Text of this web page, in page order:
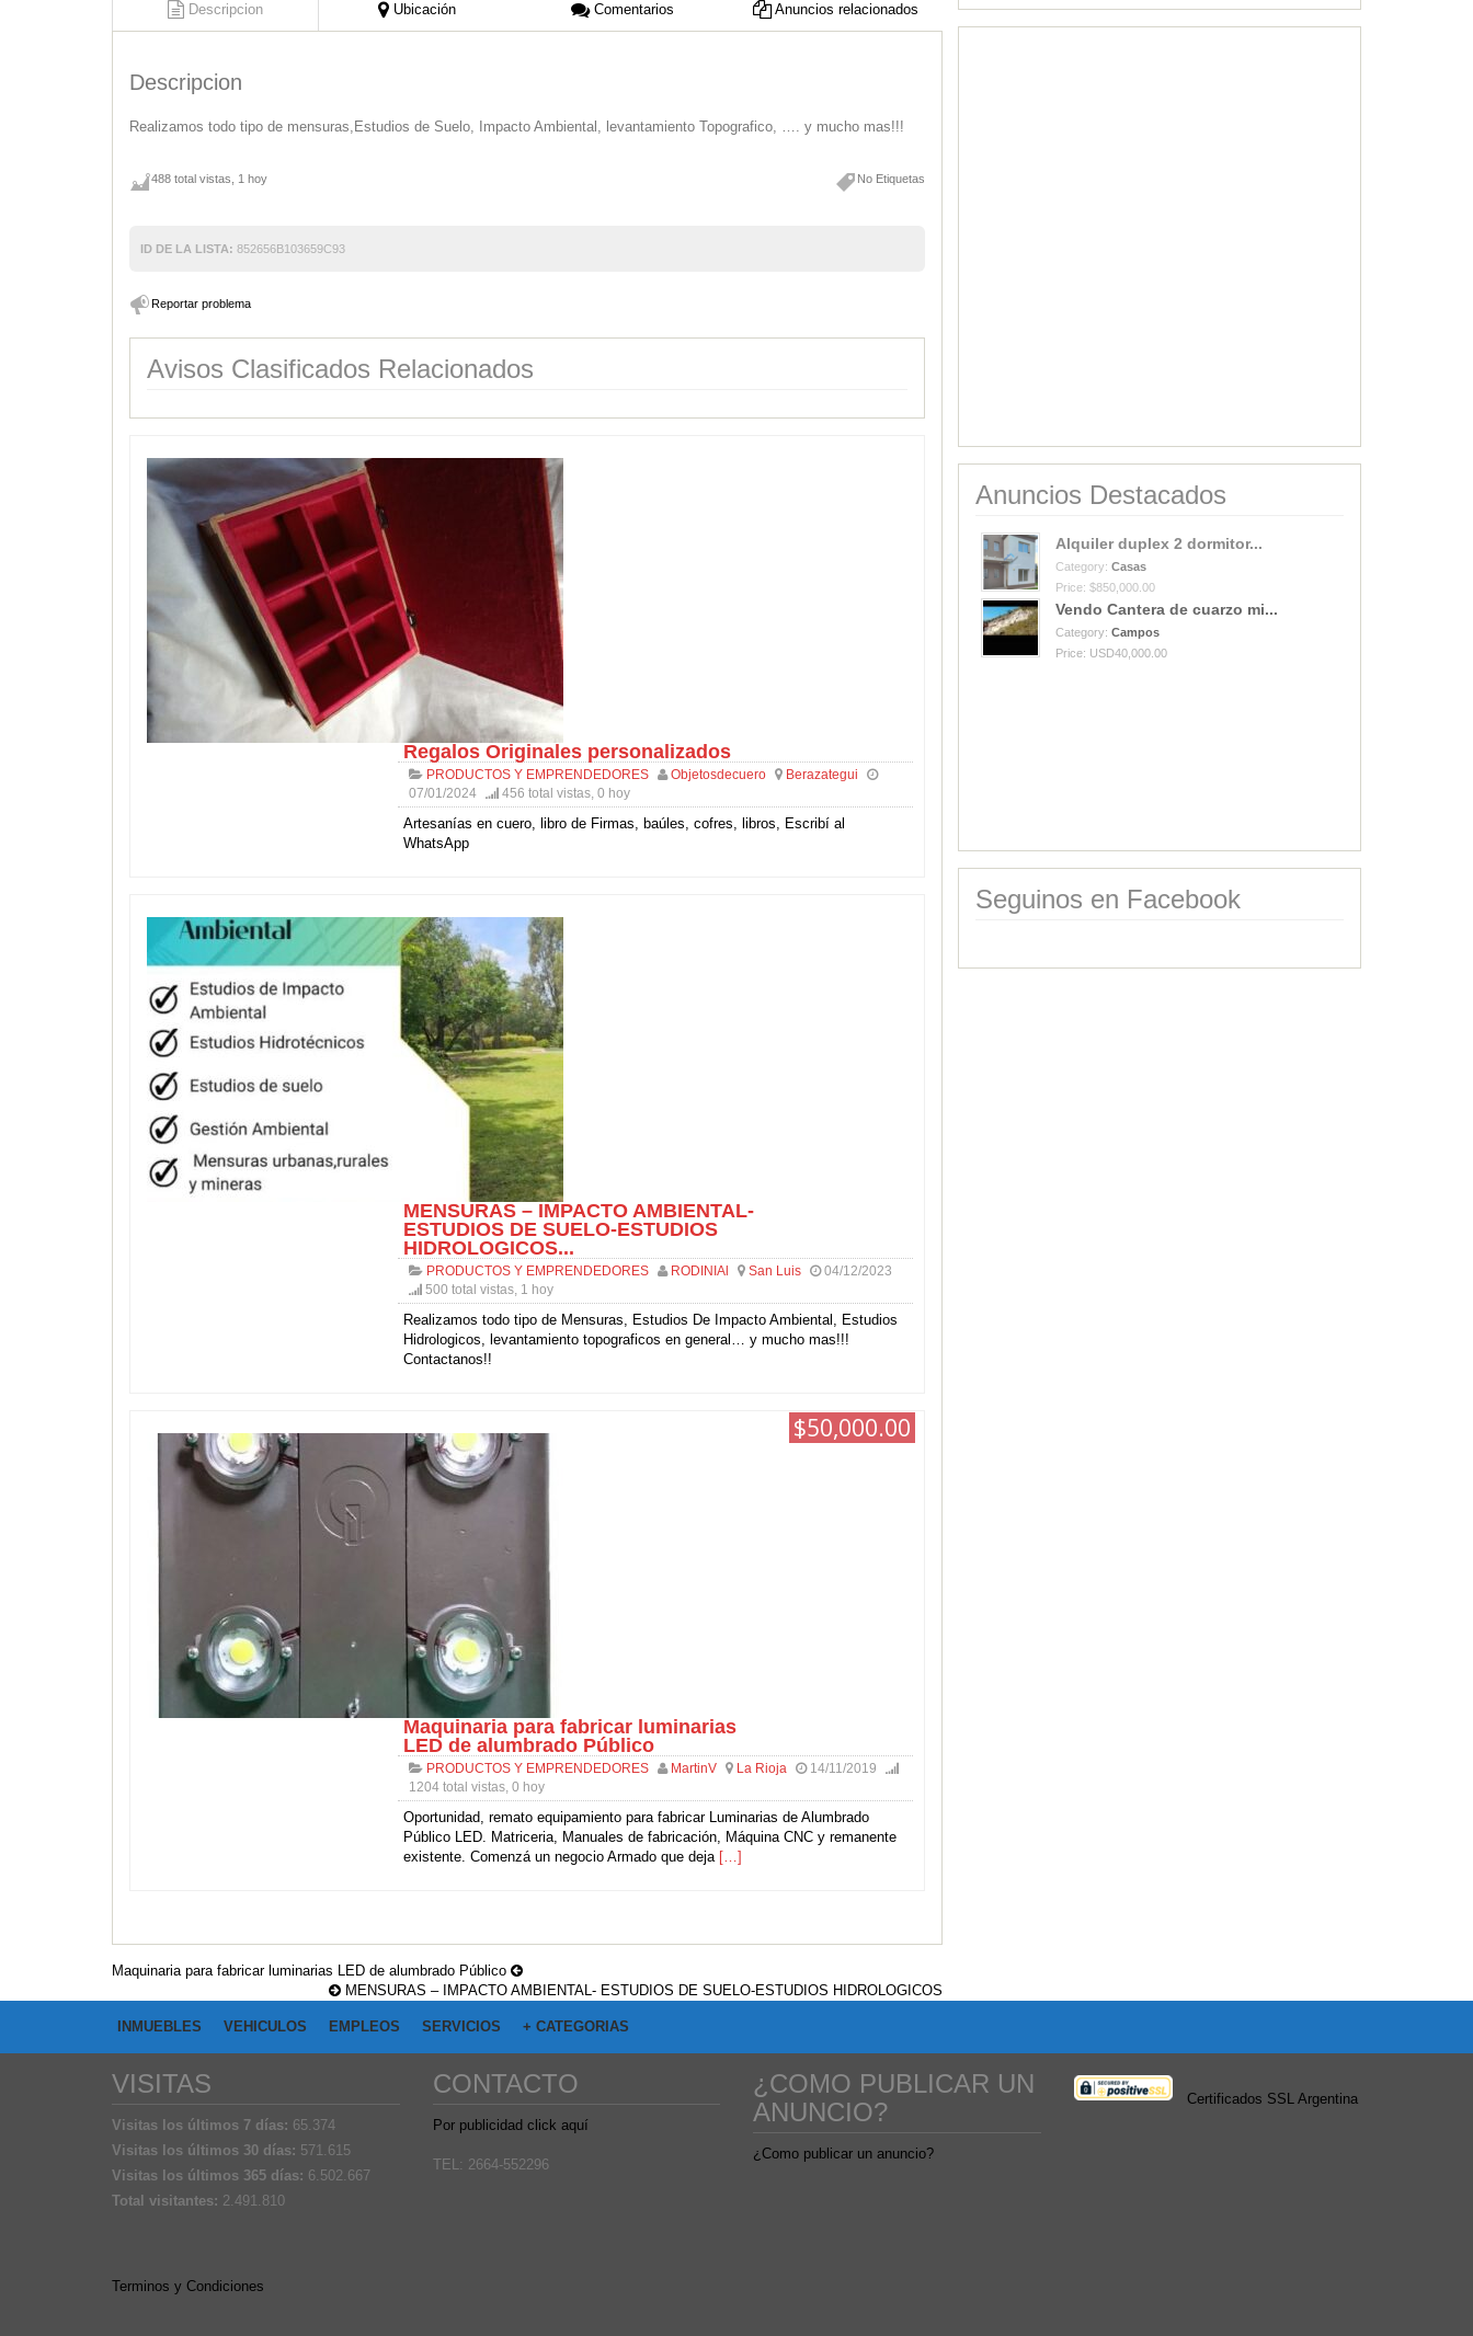
Descripcion Ubicación Comentarios Anuncios relacionados
Descripcion
Realizamos todo tipo de mensuras,Estudios de Suelo, Impacto Ambiental, levantamiento Topografico, …. y mucho mas!!!
No Etiquetas
488 total vistas, 1 hoy
ID DE LA LISTA: 852656B103659C93
Reportar problema
Avisos Clasificados Relacionados
Regalos Originales personalizados
PRODUCTOS Y EMPRENDEDORES Objetosdecuero
Berazategui
07/01/2024
456 total vistas, 0 hoy
Artesanías en cuero, libro de Firmas, baúles, cofres, libros, Escribí al
WhatsApp
MENSURAS – IMPACTO AMBIENTAL-
ESTUDIOS DE SUELO-ESTUDIOS
HIDROLOGICOS...
PRODUCTOS Y EMPRENDEDORES RODINIAl San Luis
04/12/2023
500 total vistas, 1 hoy
Realizamos todo tipo de Mensuras, Estudios De Impacto Ambiental, Estudios
Hidrologicos, levantamiento topograficos en general… y mucho mas!!!
Contactanos!!
$50,000.00
Maquinaria para fabricar luminarias
LED de alumbrado Público
PRODUCTOS Y EMPRENDEDORES MartinV La Rioja
14/11/2019
1204 total vistas, 0 hoy
Oportunidad, remato equipamiento para fabricar Luminarias de Alumbrado
Público LED. Matriceria, Manuales de fabricación, Máquina CNC y remanente
existente. Comenzá un negocio Armado que deja […]
Maquinaria para fabricar luminarias LED de alumbrado Público
MENSURAS – IMPACTO AMBIENTAL- ESTUDIOS DE SUELO-ESTUDIOS HIDROLOGICOS
Anuncios Destacados
Alquiler duplex 2 dormitor...
Category: Casas
Price: $850,000.00
Vendo Cantera de cuarzo mi...
Category: Campos
Price: USD40,000.00
Seguinos en Facebook
INMUEBLES VEHICULOS EMPLEOS SERVICIOS + CATEGORIAS
VISITAS
Visitas los últimos 7 días: 65.374
Visitas los últimos 30 días: 571.615
Visitas los últimos 365 días: 6.502.667
Total visitantes: 2.491.810
CONTACTO
Por publicidad click aquí
TEL: 2664-552296
¿COMO PUBLICAR UN
ANUNCIO?
¿Como publicar un anuncio?
Certificados SSL Argentina
Terminos y Condiciones